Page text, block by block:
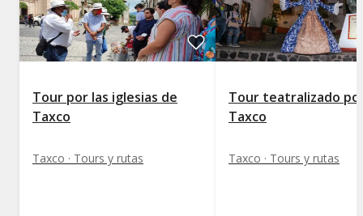
Tour por las iglesias de
Taxco
Taxco · Tours y rutas
Tour teatralizado
Taxco
Taxco · Tours y rutas